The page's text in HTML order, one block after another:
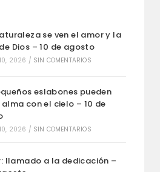
se ven el amor y la
Dios – 10 de agosto
2026 / SIN COMENTARIOS
eslabones pueden
alma con el cielo – 10 de
2026 / SIN COMENTARIOS
llamado a la dedicación –